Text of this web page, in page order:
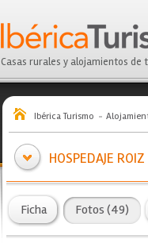
Casas rurales y alojamientos de
Ibérica Turismo
HOSPEDAJE ROIZ
Ficha Fotos (49)